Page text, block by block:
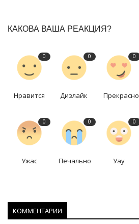
КАКОВА ВАША РЕАКЦИЯ?
0
Нравится
0
Дизлайк
0
Прекрасно
0
Ужас
0
Печально
0
Уау
КОММЕНТАРИИ